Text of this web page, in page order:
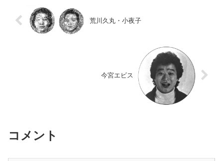
荒川久丸・小夜子
今宮エビス
コメント